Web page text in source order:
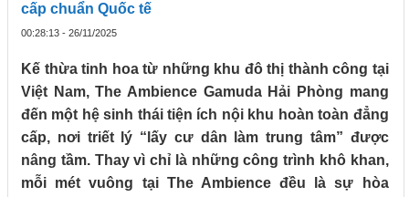
cấp chuẩn Quốc tế
00:28:13 - 26/11/2025
Kế thừa tinh hoa từ những khu đô thị thành công tại
Việt Nam, The Ambience Gamuda Hải Phòng mang
đến một hệ sinh thái tiện ích nội khu hoàn toàn đẳng
cấp, nơi triết lý “lấy cư dân làm trung tâm” được
nâng tầm. Thay vì chỉ là những công trình khô khan,
mỗi mét vuông tại The Ambience đều là sự hòa